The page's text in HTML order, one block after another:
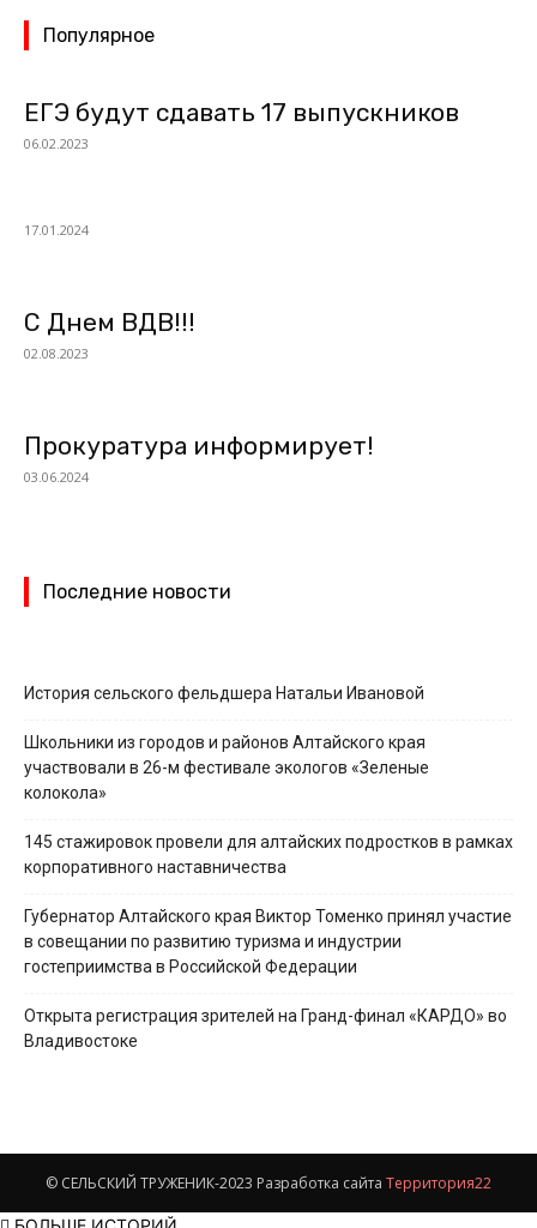
Популярное
ЕГЭ будут сдавать 17 выпускников
06.02.2023
17.01.2024
С Днем ВДВ!!!
02.08.2023
Прокуратура информирует!
03.06.2024
Последние новости
История сельского фельдшера Натальи Ивановой
Школьники из городов и районов Алтайского края
участвовали в 26-м фестивале экологов «Зеленые
колокола»
145 стажировок провели для алтайских подростков в рамках
корпоративного наставничества
Губернатор Алтайского края Виктор Томенко принял участие
в совещании по развитию туризма и индустрии
гостеприимства в Российской Федерации
Открыта регистрация зрителей на Гранд-финал «КАРДО» во
Владивостоке
© СЕЛЬСКИЙ ТРУЖЕНИК-2023 Разработка сайта Территория22